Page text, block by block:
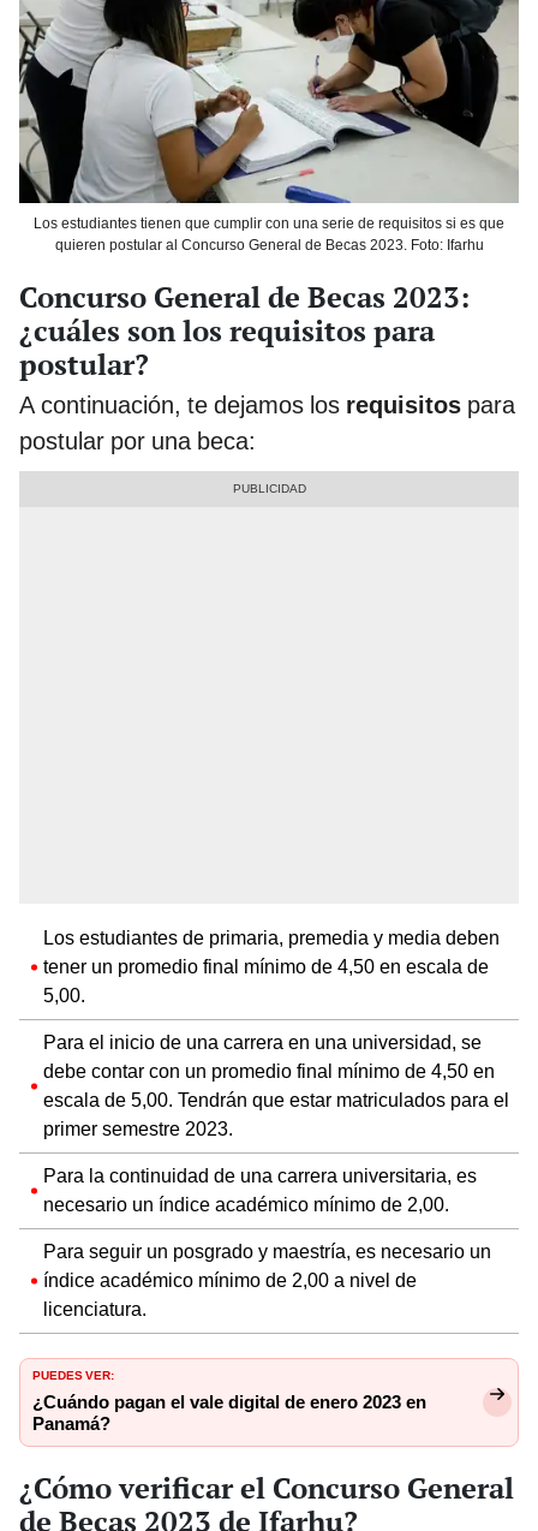
Los estudiantes tienen que cumplir con una serie de requisitos si es que
quieren postular al Concurso General de Becas 2023. Foto: Ifarhu
Concurso General de Becas 2023:
¿cuáles son los requisitos para
postular?
A continuación, te dejamos los requisitos para
postular por una beca:
Los estudiantes de primaria, premedia y media deben
tener un promedio final mínimo de 4,50 en escala de
5,00.
Para el inicio de una carrera en una universidad, se
debe contar con un promedio final mínimo de 4,50 en
escala de 5,00. Tendrán que estar matriculados para el
primer semestre 2023.
Para la continuidad de una carrera universitaria, es
necesario un índice académico mínimo de 2,00.
Para seguir un posgrado y maestría, es necesario un
índice académico mínimo de 2,00 a nivel de
licenciatura.
PUEDES VER:
¿Cuándo pagan el vale digital de enero 2023 en
Panamá?
¿Cómo verificar el Concurso General
de Becas 2023 de Ifarhu?